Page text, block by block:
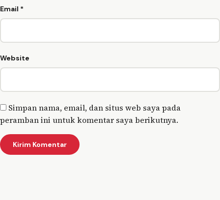
Email *
Website
Simpan nama, email, dan situs web saya pada
peramban ini untuk komentar saya berikutnya.